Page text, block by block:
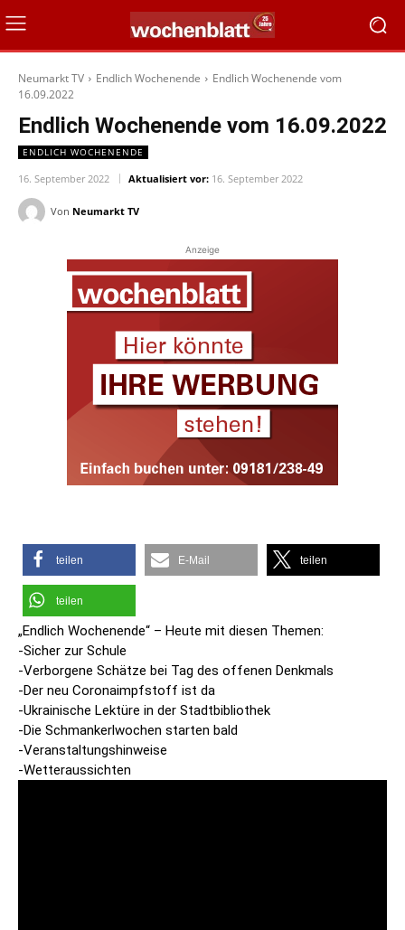
Neumarkt TV Endlich Wochenende
Endlich Wochenende vom
16.09.2022
Endlich Wochenende vom 16.09.2022
ENDLICH WOCHENENDE
16. September 2022 Aktualisiert vor: 16. September 2022
Von Neumarkt TV
Anzeige
teilen E-Mail teilen
teilen
„Endlich Wochenende“ – Heute mit diesen Themen:
-Sicher zur Schule
-Verborgene Schätze bei Tag des offenen Denkmals
-Der neu Coronaimpfstoff ist da
-Ukrainische Lektüre in der Stadtbibliothek
-Die Schmankerlwochen starten bald
-Veranstaltungshinweise
-Wetteraussichten